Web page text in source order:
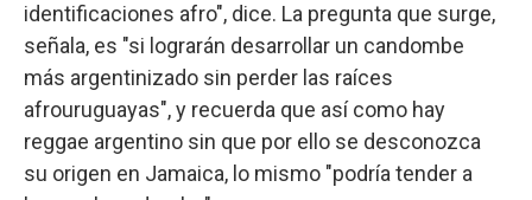
identificaciones afro", dice. La pregunta que surge,
señala, es "si lograrán desarrollar un candombe
más argentinizado sin perder las raíces
afrouruguayas", y recuerda que así como hay
reggae argentino sin que por ello se desconozca
su origen en Jamaica, lo mismo "podría tender a